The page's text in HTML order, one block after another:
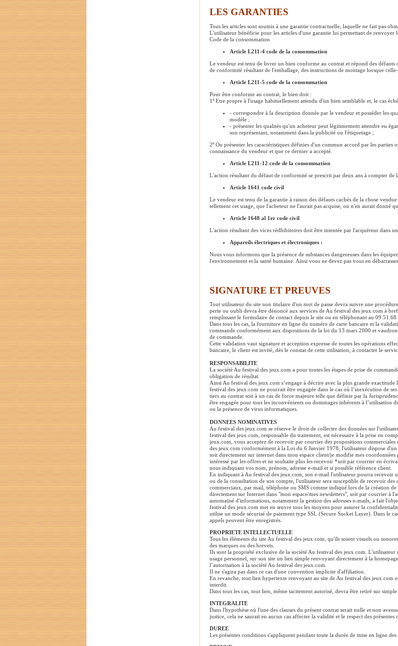
LES GARANTIES
Tous les articles sont soumis à une garantie contractuelle, laquelle ne fait pas
L'utilisateur bénéficie pour les articles d'une garantie lui permettant de
Code de la consommation
Article L211-4 code de la consommation
Le vendeur est tenu de livrer un bien conforme au contrat et répond des
de conformité résultant de l'emballage, des instructions de montage lorsque
Article L211-5 code de la consommation
Pour être conforme au contrat, le bien doit :
1º Etre propre à l'usage habituellement attendu d'un bien semblable et, le cas
- correspondre à la description donnée par le vendeur et posséder les
modèle ;
- présenter les qualités qu'un acheteur peut légitimement attendre eu
son représentant, notamment dans la publicité ou l'étiquetage ;
2º Ou présenter les caractéristiques définies d'un commun accord par les
connaissance du vendeur et que ce dernier a accepté.
Article L211-12 code de la consommation
L'action résultant du défaut de conformité se prescrit par deux ans à compter de
Article 1641 code civil
Le vendeur est tenu de la garantie à raison des défauts cachés de la chose
tellement cet usage, que l'acheteur ne l'aurait pas acquise, ou n'en aurait donné
Article 1648 al 1er code civil
L'action résultant des vices rédhibitoires doit être intentée par l'acquéreur dans
Appareils électriques et électroniques :
Nous vous informons que la présence de substances dangereuses dans les
l'environnement et la santé humaine. Ainsi vous ne devez pas vous en
SIGNATURE ET PREUVES
Tout utilisateur du site non titulaire d'un mot de passe devra suivre une
perte ou oubli devra être dénoncé aux services de Au festival des jeux.com à
remplissant le formulaire de contact depuis le site ou en téléphonant au
Dans tous les cas, la fourniture en ligne du numéro de carte bancaire et la
commande conformément aux dispositions de la loi du 13 mars 2000 et
de commande.
Cette validation vaut signature et acception expresse de toutes les opérations
bancaire, le client est invité, dès le constat de cette utilisation, à contacter le
RESPONSABILITE
La société Au festival des jeux.com a pour toutes les étapes de prise de
obligation de résultat.
Ainsi Au festival des jeux.com s’engage à décrire avec la plus grande
festival des jeux.com ne pourrait être engagée dans le cas où l’inexécution de
tiers au contrat soit à un cas de force majeure telle que définie par la
être engagée pour tous les inconvénients ou dommages inhérents à
ou la présence de virus informatiques.
DONNEES NOMINATIVES
Au festival des jeux.com se réserve le droit de collecter des données sur
festival des jeux.com, responsable du traitement, est nécessaire à la prise en
jeux.com, vous acceptez de recevoir par courrier des propositions
des jeux.com conformément à la Loi du 6 Janvier 1978, l'utilisateur dispose
soit directement sur internet dans mon espace client/je modifie mes
intéressé par les offres et ne souhaite plus les recevoir *soit par courrier en
nous indiquant vos nom, prénom, adresse e-mail et si possible référence client.
En indiquant à Au festival des jeux.com, son e-mail l'utilisateur pourra
ou de la consultation de son compte, l'utilisateur sera susceptible de recevoir
commerciaux, par mail, téléphone ou SMS comme indiqué lors de la création
directement sur Internet dans "mon espace/mes newsletters", soit par courrier à
automatisé d'informations, notamment la gestion des adresses e-mails, a fait
festival des jeux.com met en œuvre tous les moyens pour assurer la
utilise un mode sécurisé de paiement type SSL (Secure Socket Layer). Dans le
appels peuvent être enregistrés.
PROPRIETE INTELLECTUELLE
Tous les éléments du site Au festival des jeux.com, qu'ils soient visuels ou
des marques ou des brevets.
Ils sont la propriété exclusive de la société Au festival des jeux.com.
usage personnel, sur son site un lien simple renvoyant directement à la
l’autorisation à la société Au festival des jeux.com.
Il ne s'agira pas dans ce cas d'une convention implicite d'affiliation.
En revanche, tout lien hypertexte renvoyant au site de Au festival des
interdit.
Dans tous les cas, tout lien, même tacitement autorisé, devra être retiré sur
INTEGRALITE
Dans l'hypothèse où l'une des clauses du présent contrat serait nulle et non
justice, cela ne saurait en aucun cas affecter la validité et le respect des présentes
DUREE
Les présentes conditions s'appliquent pendant toute la durée de mise en ligne